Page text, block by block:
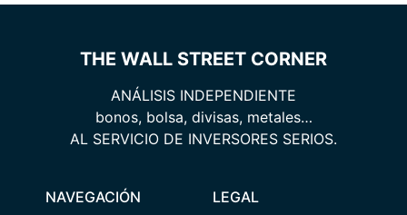
THE WALL STREET CORNER
ANÁLISIS INDEPENDIENTE
bonos, bolsa, divisas, metales…
AL SERVICIO DE INVERSORES SERIOS.
NAVEGACIÓN LEGAL